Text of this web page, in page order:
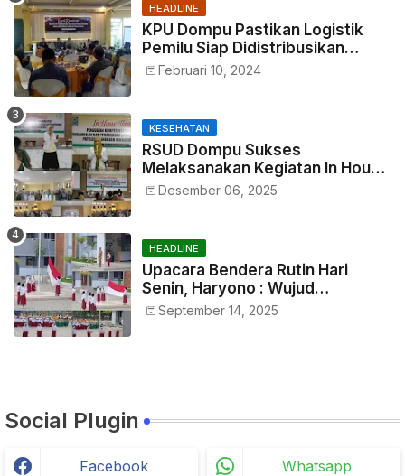
HEADLINE
KPU Dompu Pastikan Logistik
Pemilu Siap Didistribusikan
Tepat Waktu
Februari 10, 2024
KESEHATAN
RSUD Dompu Sukses
Melaksanakan Kegiatan In House
Training Petugas
Desember 06, 2025
HEADLINE
Upacara Bendera Rutin Hari
Senin, Haryono : Wujud
Menumbuhkan Rasa
Nasionalisme Sejak Dini
September 14, 2025
Social Plugin
Facebook Whatsapp